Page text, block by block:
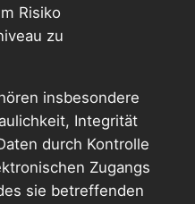
Risiko
zu
insbesondere
Integrität
durch Kontrolle
Zugangs
sie betreffenden